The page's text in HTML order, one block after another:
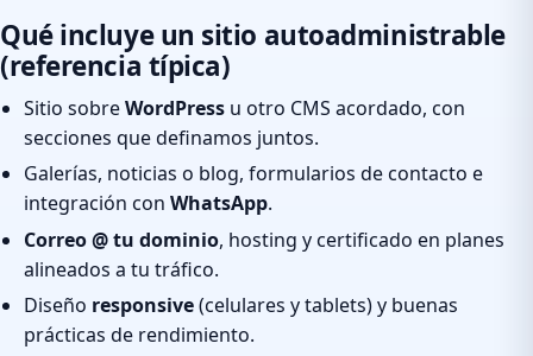
Qué incluye un sitio autoadministrable
(referencia típica)
Sitio sobreWordPress u otro CMS acordado, con
secciones que definamos juntos.
Galerías, noticias o blog, formularios de contacto e
integración con WhatsApp.
Correo @ tu dominio, hosting y certificado en planes
alineados a tu tráfico.
Diseño responsive(celulares y tablets) y buenas
prácticas de rendimiento.